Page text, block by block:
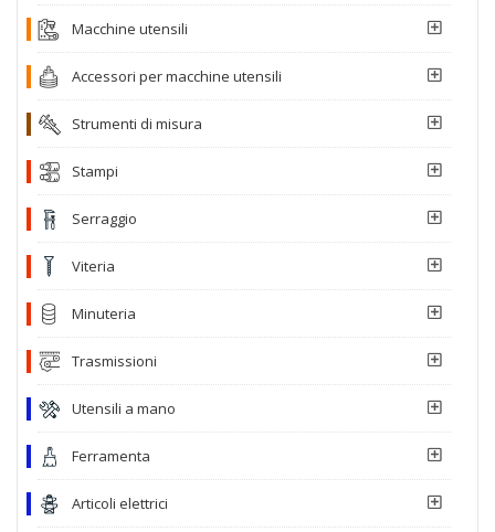
Macchine utensili
Accessori per macchine utensili
Strumenti di misura
Stampi
Serraggio
Viteria
Minuteria
Trasmissioni
Utensili a mano
Ferramenta
Articoli elettrici